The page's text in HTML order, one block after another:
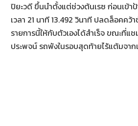
ปิยะวดี ขึ้นนำตั้งแต่ช่วงต้นเรซ ก่อนเข้า
เวลา 21 นาที 13.492 วินาที ปลดล็อคคว้
รายการนี้ให้กับตัวเองได้สำเร็จ ขณะที่แ
ประพจน์ รถพังในรอบสุดท้ายไร้แต้มจาก